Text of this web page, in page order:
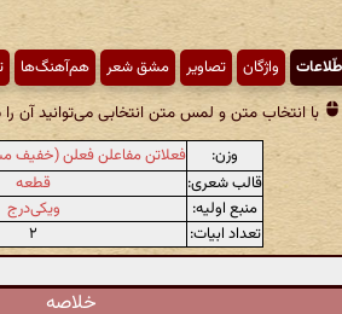
واژگان تصاویر مشق شعر هم‌آهنگ‌ها
با انتخاب متن و لمس متن انتخابی می‌توانید آن
وزن:
فعلاتن مفاعلن فعلن
قالب شعری:
قطعه
منبع اولیه:
ویکی‌درج
تعداد ابیات:
۲
خلاصه